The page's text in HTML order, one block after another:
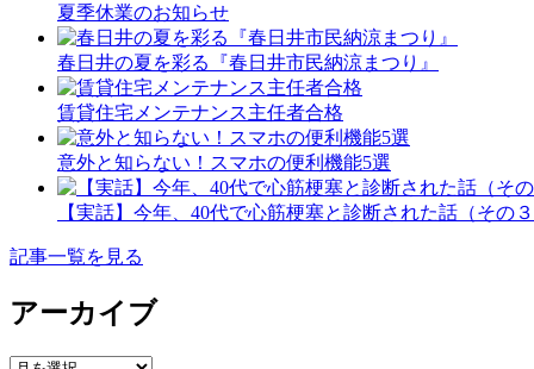
夏季休業のお知らせ
春日井の夏を彩る『春日井市民納涼まつり』
賃貸住宅メンテナンス主任者合格
意外と知らない！スマホの便利機能5選
【実話】今年、40代で心筋梗塞と診断された話（その
記事一覧を見る
アーカイブ